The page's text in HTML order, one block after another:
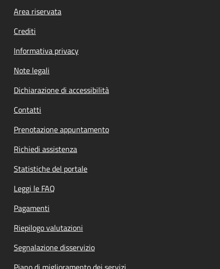
Footer menu
Area riservata
Crediti
Informativa privacy
Note legali
Dichiarazione di accessibilità
Contatti
Prenotazione appuntamento
Richiedi assistenza
Statistiche del portale
Leggi le FAQ
Pagamenti
Riepilogo valutazioni
Segnalazione disservizio